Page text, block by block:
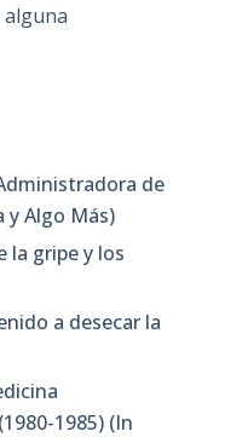
de
y Algo Más)
la gripe y los
a desecar la
1985) (In